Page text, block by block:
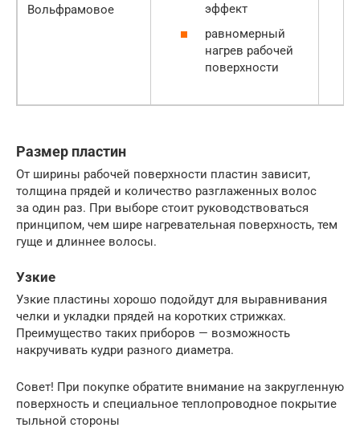
Вольфрамовое
эффект
равномерный
нагрев рабочей
поверхности
Размер пластин
От ширины рабочей поверхности пластин зависит,
толщина прядей и количество разглаженных волос
за один раз. При выборе стоит руководствоваться
принципом, чем шире нагревательная поверхность, тем
гуще и длиннее волосы.
Узкие
Узкие пластины хорошо подойдут для выравнивания
челки и укладки прядей на коротких стрижках.
Преимущество таких приборов — возможность
накручивать кудри разного диаметра.
Совет! При покупке обратите внимание на закругленную
поверхность и специальное теплопроводное покрытие
тыльной стороны